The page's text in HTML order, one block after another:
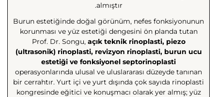
almıştır.
Burun estetiğinde doğal görünüm, nefes fonksiyonunun
korunması ve yüz estetiği dengesini ön planda tutan
Prof. Dr. Songu,açık teknik rinoplasti, piezo
(ultrasonik) rinoplasti, revizyon rinoplasti, burun ucu
estetiği ve fonksiyonel septorinoplasti
operasyonlarında ulusal ve uluslararası düzeyde tanınan
bir cerrahtır. Yurt içi ve yurt dışında çok sayıda rinoplasti
kongresinde eğitici ve konuşmacı olarak yer almış; yüz